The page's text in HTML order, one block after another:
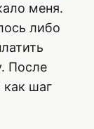
меня.
либо
После
как шаг